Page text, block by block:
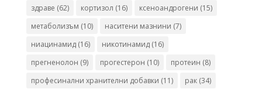
здраве (62) кортизол (16) ксеноандрогени (15)
метаболизъм (10) наситени мазнини (7)
ниацинамид(16) никотинамид(16)
прегненолон (9) прогестерон (10) протеин (8)
професинални хранителни добавки (11) рак(34)